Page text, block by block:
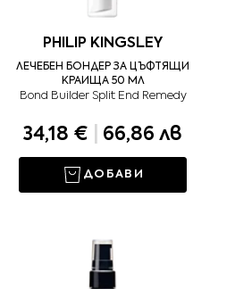
PHILIP KINGSLEY
ЛЕЧЕБЕН БОНДЕР ЗА ЦЪФТЯЩИ
КРАИЩА 50 МЛ
Bond Builder Split End Remedy
34,18 € 66,86 лв
ДОБАВИ